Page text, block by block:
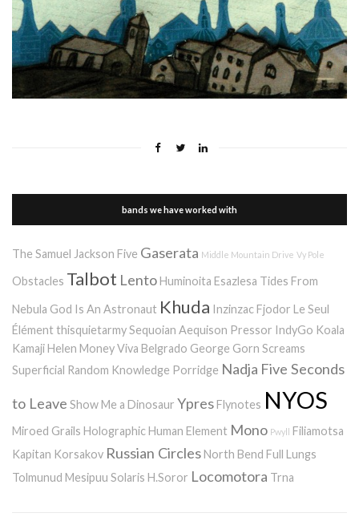
bands we have worked with
The Samuel Jackson Five Gaserata Middle Mountain Drive Vy Pole
Obstacles Talbot Lento Huminoita Esazlesa Tides From
Nebula God Is An Astronaut Khuda Inzinzac Fjodor Le Seul
Élément thisquietarmySequoian Aequison Pressor IndyGo Koala
Kamaji Helen MoneyViva Belgrado George Gorn Screams
Superficial Random Knowledge Porridge Nadja Five Seconds
to Leave Show Me a Dinosaur Ypres Flynotes NYOS
Miroed Grails Holographic Human Element Mono Pwyll Filiamotsa
Kapitan Korsakov Russian Circles North Bend Full Lungs
Tolmunud Mesipuu Solaris H.Soror Locomotora Trna